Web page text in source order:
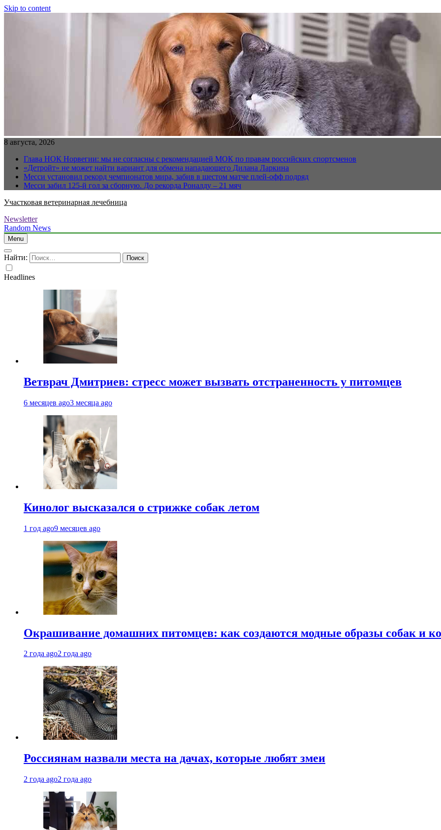
Skip to content
8 августа, 2026
Глава НОК Норвегии: мы не согласны с рекомендацией МОК по правам российских спортсменов
«Детройт» не может найти вариант для обмена нападающего Дилана Ларкина
Месси установил рекорд чемпионатов мира, забив в шестом матче плей‑офф подряд
Месси забил 125-й гол за сборную. До рекорда Роналду – 21 мяч
Участковая ветеринарная лечебница
Newsletter
Random News
Menu
Найти:
Headlines
Ветврач Дмитриев: стресс может вызвать отстраненность у питомцев
6 месяцев ago3 месяца ago
Кинолог высказался о стрижке собак летом
1 год ago9 месяцев ago
Окрашивание домашних питомцев: как создаются модные образы собак и
2 года ago2 года ago
Россиянам назвали места на дачах, которые любят змеи
2 года ago2 года ago